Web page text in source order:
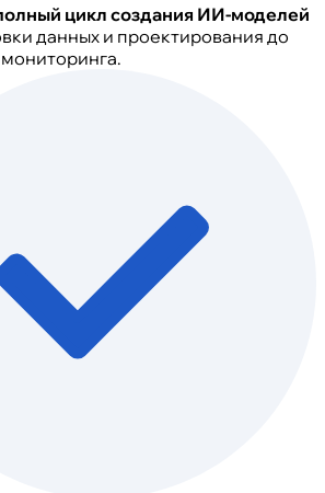
цикл создания ИИ-моделей
данных и проектирования до